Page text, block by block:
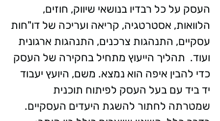
העסק על כל רבדיו בנושאי שיווק, חוזים,
הלוואות, אסטרטגיה, קריאה ועריכה של דו"חות
עסקיים, התנהגות צרכנים, התנהגות ארגונית
ועוד. תהליך הייעוץ מתחיל בחקירה של העסק
כדי להבין איפה הוא נמצא. משם, היועץ יעבוד
יד ביד עם בעל העסק לפיתוח תוכנית
שמטרתה לחתור להשגת היעדים העסקיים.